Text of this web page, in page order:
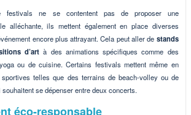
festivals ne se contentent pas de proposer une
alléchante, ils mettent également en place diverses
encore plus attrayant. Cela peut aller de stands
d’artà des animations spécifiques comme des
ou de cuisine. Certains festivals mettent même en
telles que des terrains de beach-volley ou de
se dépenser entre deux concerts.
éco-responsable